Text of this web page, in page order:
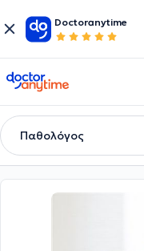
Doctoranytime
doctoranytime
Παθολόγος